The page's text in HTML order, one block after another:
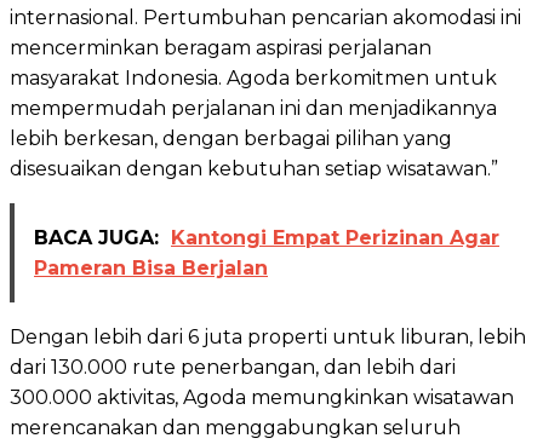
internasional. Pertumbuhan pencarian akomodasi ini
mencerminkan beragam aspirasi perjalanan
masyarakat Indonesia. Agoda berkomitmen untuk
mempermudah perjalanan ini dan menjadikannya
lebih berkesan, dengan berbagai pilihan yang
disesuaikan dengan kebutuhan setiap wisatawan.”
BACA JUGA: Kantongi Empat Perizinan Agar
Pameran Bisa Berjalan
Dengan lebih dari 6 juta properti untuk liburan, lebih
dari 130.000 rute penerbangan, dan lebih dari
300.000 aktivitas, Agoda memungkinkan wisatawan
merencanakan dan menggabungkan seluruh